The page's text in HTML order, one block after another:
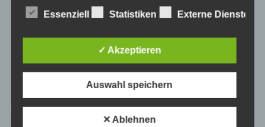
39649 Peckfitz Gardelegen 04-2019
39649 Peckfitz Gardelegen 2018
49584 Fürstenau 2019
49584 Fürstenau 2018
91799 Langenaltheim
a) personenbezogene Daten
oder identifizierbare natürliche Person (im
Folgenden „betroffene Person") beziehen. Als
identifizierbar wird eine natürliche Person
angesehen, die direkt oder indirekt,
insbesondere mittels Zuordnung zu einer
Kennung wie einem Namen, zu einer
Kennnummer, zu Standortdaten, zu einer
Essenziell Statistiken Externe Dienste
✓ Akzeptieren
Auswahl speichern
✕ Ablehnen